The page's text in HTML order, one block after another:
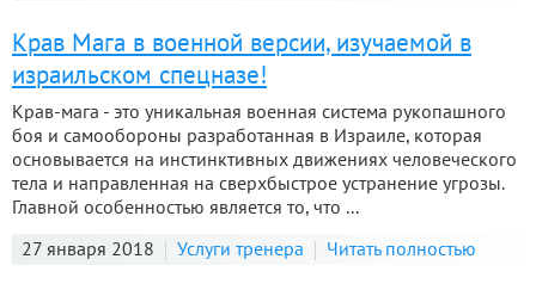
Крав Мага в военной версии, изучаемой в
израильском спецназе!
Крав-мага - это уникальная военная система рукопашного
боя и самообороны разработанная в Израиле, которая
основывается на инстинктивных движениях человеческого
тела и направленная на сверхбыстрое устранение угрозы.
Главной особенностью является то, что ...
27 января 2018
Услуги тренера Читать полностью